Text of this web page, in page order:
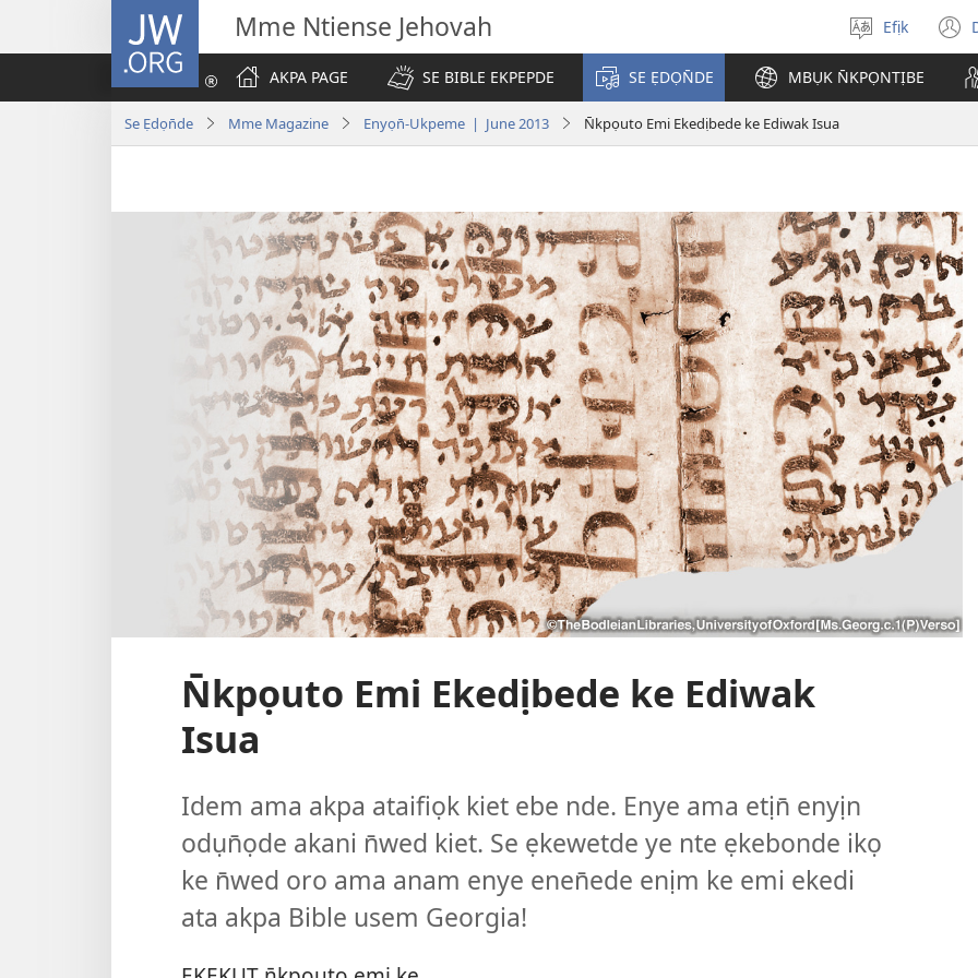
JW.ORG Mme Ntiense Jehovah
Mek
usem
Efịk
AKPA PAGE
SE BIBLE EKPEPDE SE ẸDỌN̄DE MBỤK N̄KPỌNTỊBE
Se Ẹdọn̄de Mme Magazine Enyọn̄-Ukpeme | June 2013 N̄kpọuto Emi Ekedịbede ke Ediwak Isua
N̄kpọuto Emi Ekedịbede ke Ediwak
Isua
Idem ama akpa ataifiọk kiet ebe nde. Enye ama etịn̄ enyịn
odụn̄ọde akani n̄wed kiet. Se ẹkewetde ye nte ẹkebonde ikọ
ke n̄wed oro ama anam enye enen̄ede enịm ke emi ekedi
ata akpa Bible usem Georgia!